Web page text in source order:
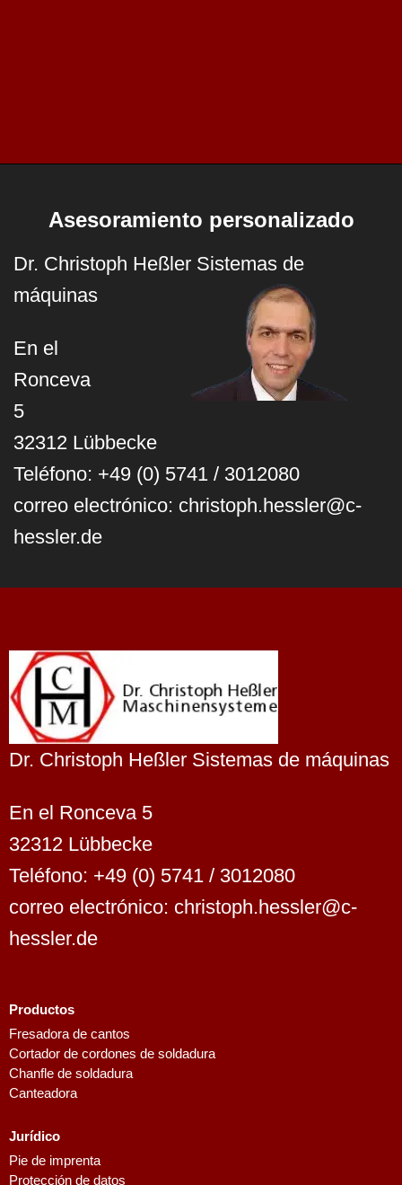
Asesoramiento personalizado
Dr. Christoph Heßler Sistemas de
máquinas
En el
Ronceva
5
32312 Lübbecke
Teléfono: +49 (0) 5741 / 3012080
correo electrónico: christoph.hessler@c-
hessler.de
Dr. Christoph Heßler Sistemas de máquinas
En el Ronceva 5
32312 Lübbecke
Teléfono: +49 (0) 5741 / 3012080
correo electrónico: christoph.hessler@c-
hessler.de
Productos
Fresadora de cantos
Cortador de cordones de soldadura
Chanfle de soldadura
Canteadora
Jurídico
Pie de imprenta
Protección de datos
French
Finnish
Dutch